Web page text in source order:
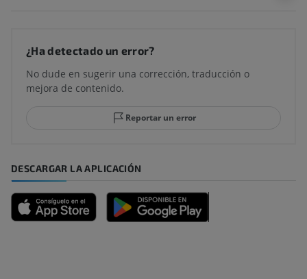
¿Ha detectado un error?
No dude en sugerir una corrección, traducción o
mejora de contenido.
Reportar un error
DESCARGAR LA APLICACIÓN